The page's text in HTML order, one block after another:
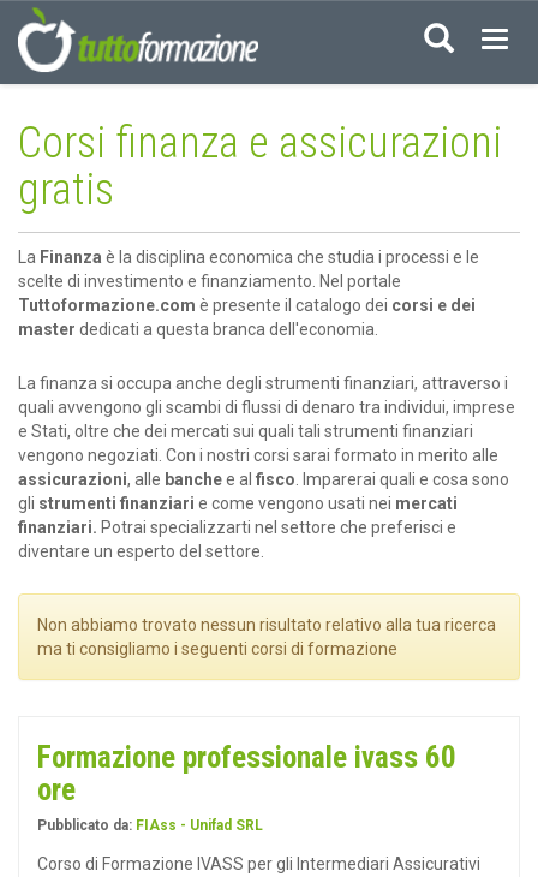
Corsi finanza e assicurazioni
gratis
La Finanza è la disciplina economica che studia i processi e le
scelte di investimento e finanziamento. Nel portale
Tuttoformazione.com è presente il catalogo dei corsi e dei
master dedicati a questa branca dell'economia.
La finanza si occupa anche degli strumenti finanziari, attraverso i
quali avvengono gli scambi di flussi di denaro tra individui, imprese
e Stati, oltre che dei mercati sui quali tali strumenti finanziari
vengono negoziati. Con i nostri corsi sarai formato in merito alle
assicurazioni, alle banchee al fisco . Imparerai quali e cosa sono
gli strumenti finanziari e come vengono usati nei mercati
finanziari. Potrai specializzarti nel settore che preferisci e
diventare un esperto del settore.
Non abbiamo trovato nessun risultato relativo alla tua ricerca
ma ti consigliamo i seguenti corsi di formazione
Formazione professionale ivass 60
ore
Pubblicato da: FIAss - Unifad SRL
Corso di Formazione IVASS per gli Intermediari Assicurativi